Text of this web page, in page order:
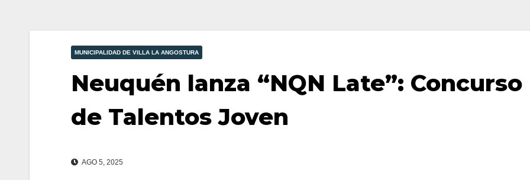
MUNICIPALIDAD DE VILLA LA ANGOSTURA
Neuquén lanza “NQN Late”: Concurso
de Talentos Joven
AGO 5, 2025